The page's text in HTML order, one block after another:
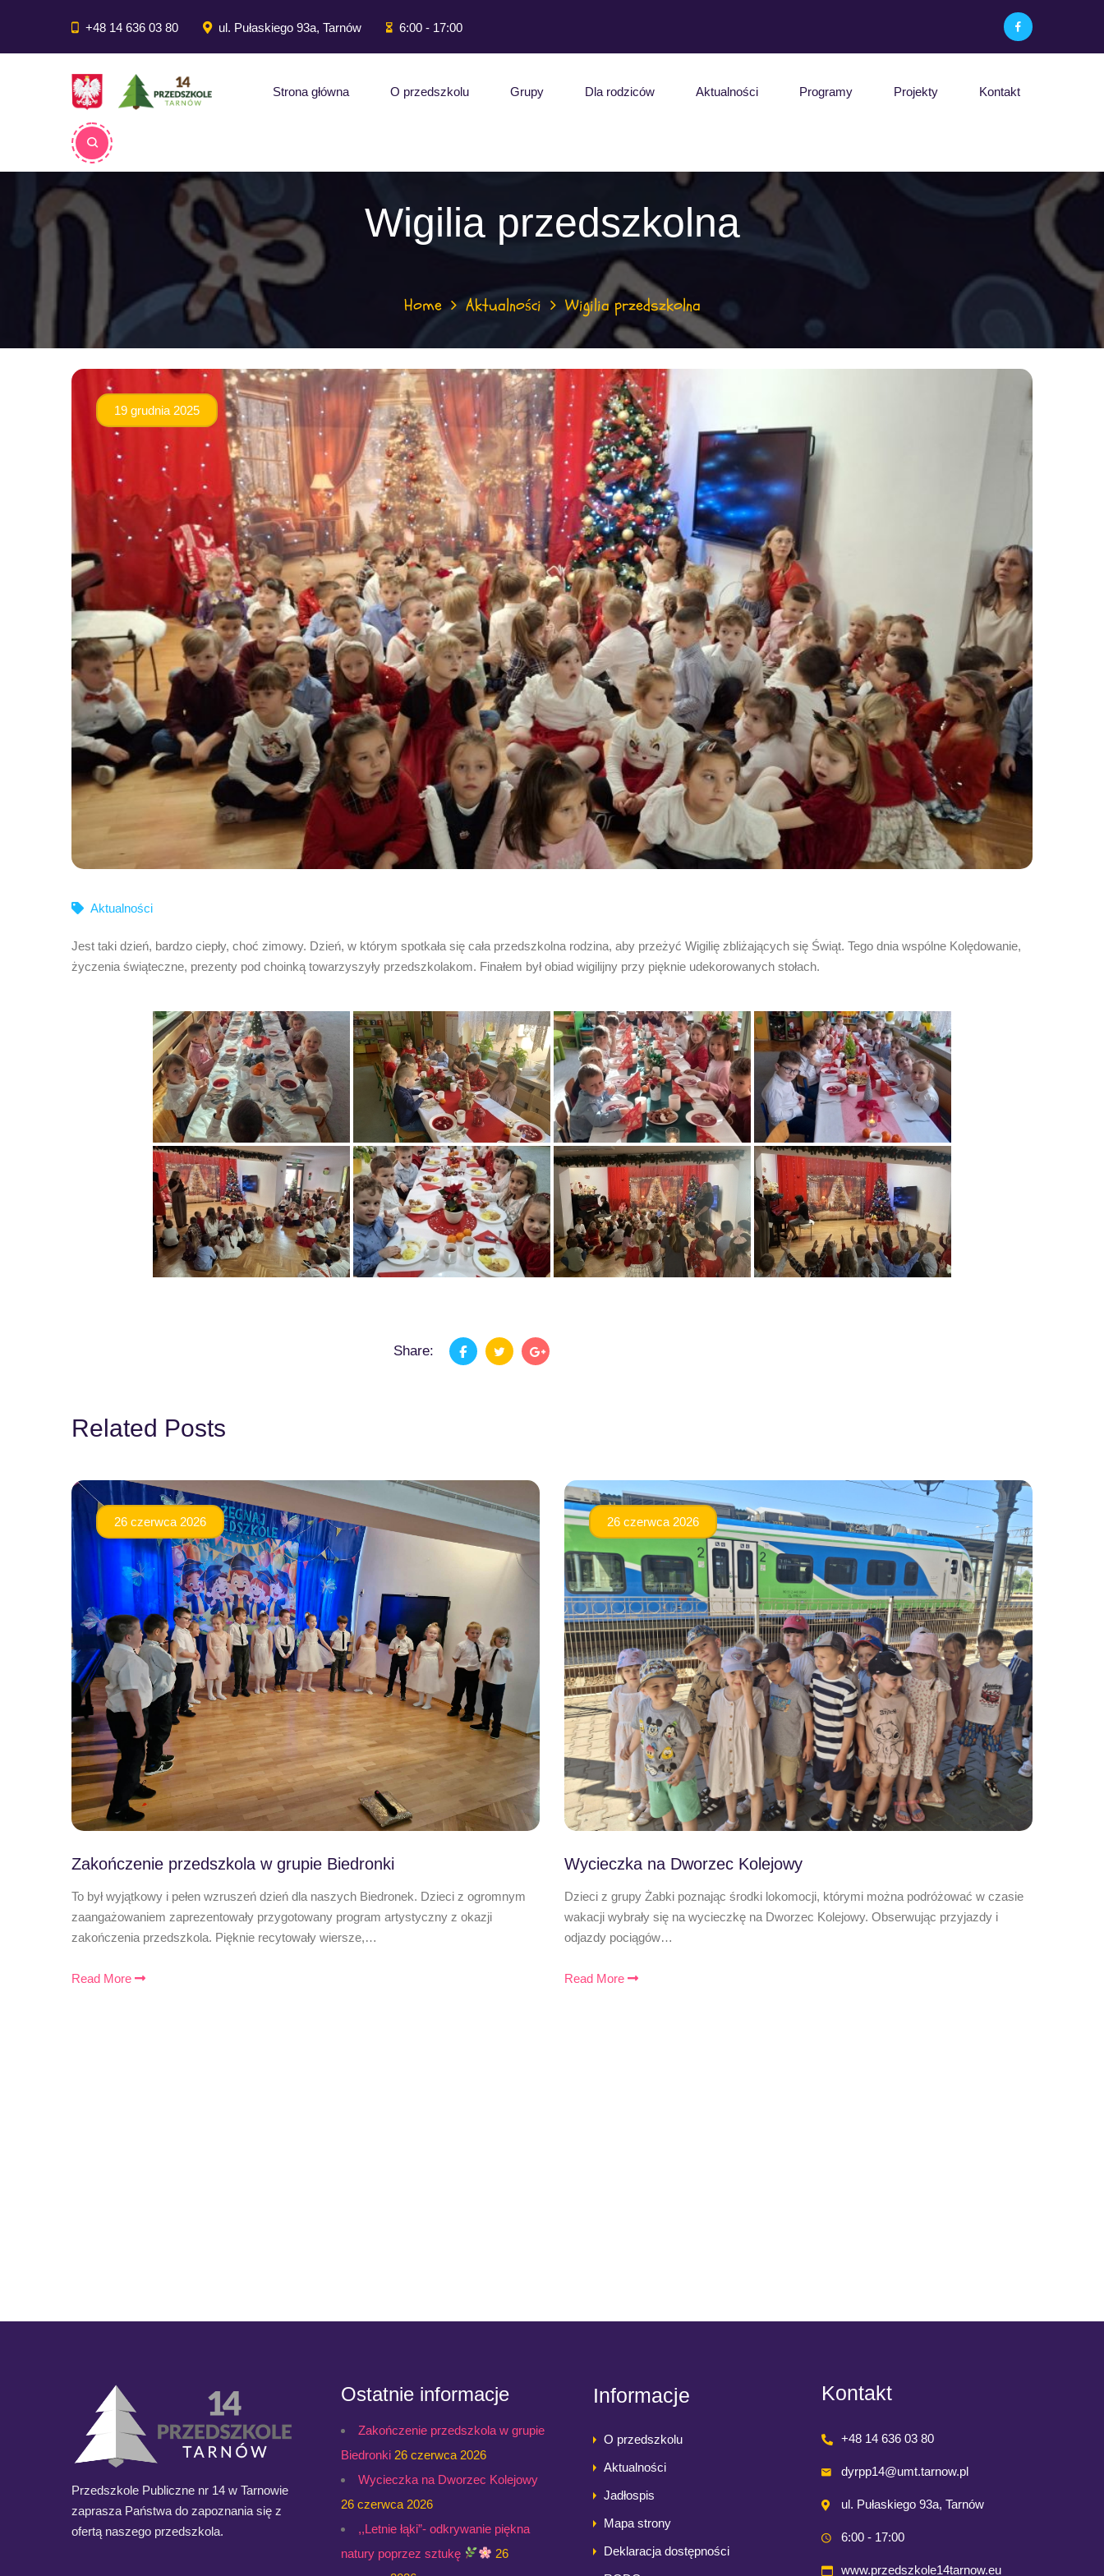
+48 14 636 03 80 ul. Pułaskiego 93a, Tarnów 6:00 - 17:00
Strona główna O przedszkolu Grupy Dla rodziców Aktualności Programy Projekty Kontakt
Wigilia przedszkolna
Home Aktualności Wigilia przedszkolna
19 grudnia 2025
Aktualności
Jest taki dzień, bardzo ciepły, choć zimowy. Dzień, w którym spotkała się cała przedszkolna rodzina, aby przeżyć Wigilię zbliżających się Świąt. Tego dnia wspólne Kolędowanie,
życzenia świąteczne, prezenty pod choinką towarzyszyły przedszkolakom. Finałem był obiad wigilijny przy pięknie udekorowanych stołach.
Share:
Related Posts
26 czerwca 2026
Zakończenie przedszkola w grupie Biedronki
To był wyjątkowy i pełen wzruszeń dzień dla naszych Biedronek. Dzieci z ogromnym
zaangażowaniem zaprezentowały przygotowany program artystyczny z okazji
zakończenia przedszkola. Pięknie recytowały wiersze,…
Read More
26 czerwca 2026
Wycieczka na Dworzec Kolejowy
Dzieci z grupy Żabki poznając środki lokomocji, którymi można podróżować w czasie
wakacji wybrały się na wycieczkę na Dworzec Kolejowy. Obserwując przyjazdy i
odjazdy pociągów…
Read More
Przedszkole Publiczne nr 14 w Tarnowie
zaprasza Państwa do zapoznania się z
ofertą naszego przedszkola.
Ostatnie informacje
Zakończenie przedszkola w grupie
Biedronki 26 czerwca 2026
Wycieczka na Dworzec Kolejowy
26 czerwca 2026
,,Letnie łąki”- odkrywanie piękna
natury poprzez sztukę
26
Informacje
O przedszkolu
Aktualności
Jadłospis
Mapa strony
Deklaracja dostępności
Kontakt
+48 14 636 03 80
dyrpp14@umt.tarnow.pl
ul. Pułaskiego 93a, Tarnów
6:00 - 17:00
www.przedszkole14tarnow.eu